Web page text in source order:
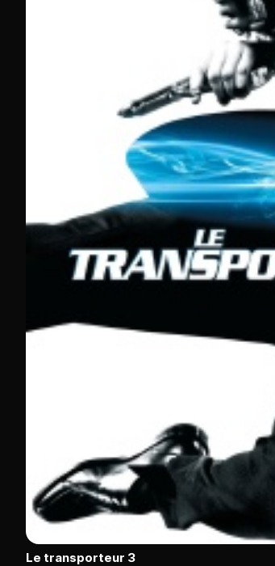
Nouveautés 2025 et meilleurs films en
Films récemment sortis en HD complet
Les récentes sorties cinématographiques
retrouvez le thriller M3GAN, « Les évadés
Ces nouveaux films en streaming
films en streaming s'étend des
Chaîne Durée
M3GAN 1h42
Shutter Island OCS 2h18
Interstellar CINE+ Frisson 2h49
Meilleurs films Canal Plus et France TV en
programmation cinématographique
Ces deux diffuseurs proposent des films
France TV se distingue par ses
reconnus.
L'avantage du replay sur Molotov
aux choix éditoriaux pointus de ces
Les meilleurs sites de streaming gratuits
Le transporteur 3